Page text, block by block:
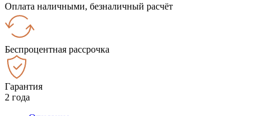
Оплата наличными, безналичный расчёт
Беспроцентная рассрочка
Гарантия
2 года